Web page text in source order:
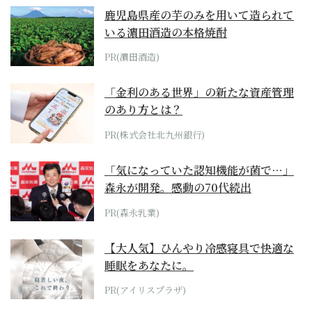
鹿児島県産の芋のみを用いて造られて
いる濵田酒造の本格焼酎
PR(濵田酒造)
「金利のある世界」の新たな資産管理
のあり方とは？
PR(株式会社北九州銀行)
「気になっていた認知機能が菌で…」
森永が開発。感動の70代続出
PR(森永乳業)
【大人気】ひんやり冷感寝具で快適な
睡眠をあなたに。
PR(アイリスプラザ)